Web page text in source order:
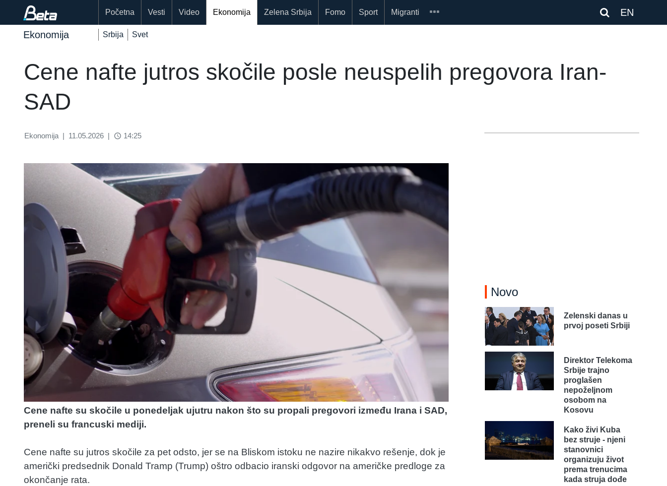
EN
Početna Vesti Video Ekonomija Zelena Srbija Fomo Sport Migranti
Ekonomija Srbija Svet
Cene nafte jutros skočile posle neuspelih pregovora Iran-
SAD
Ekonomija | 11.05.2026 | access_time 14:25
Cene nafte su skočile u ponedeljak ujutru nakon što su propali pregovori između Irana i SAD,
preneli su francuski mediji.
Cene nafte su jutros skočile za pet odsto, jer se na Bliskom istoku ne nazire nikakvo rešenje, dok je
američki predsednik Donald Tramp (Trump) oštro odbacio iranski odgovor na američke predloge za
okončanje rata.
Novo
Zelenski danas u
prvoj poseti Srbiji
Direktor Telekoma
Srbije trajno
proglašen
nepoželjnom
osobom na
Kosovu
Kako živi Kuba
bez struje - njeni
stanovnici
organizuju život
prema trenucima
kada struja dođe